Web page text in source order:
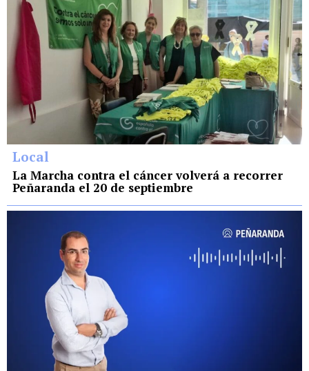
Local
La Marcha contra el cáncer volverá a recorrer
Peñaranda el 20 de septiembre